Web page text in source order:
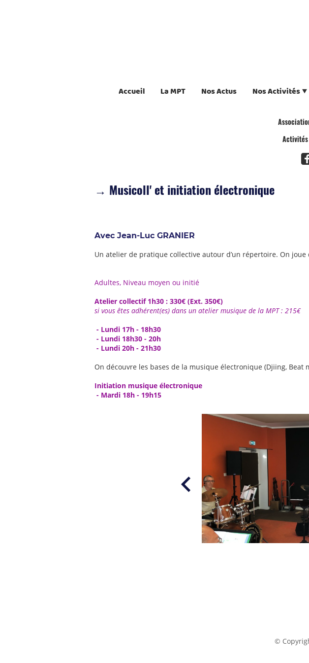
Accueil La MPT Nos Actus Nos Activités
→ Musicoll' et initiation électronique
Avec Jean-Luc GRANIER
Un atelier de pratique collective autour d’un répertoire. On
Adultes, Niveau moyen ou initié
Atelier collectif 1h30 : 330€ (Ext. 350€)
si vous êtes adhérent(es) dans un atelier musique de la MPT : 215€
- Lundi 17h - 18h30
- Lundi 18h30 - 20h
- Lundi 20h - 21h30
On découvre les bases de la musique électronique (Djiing,
Initiation musique électronique
- Mardi 18h - 19h15
©